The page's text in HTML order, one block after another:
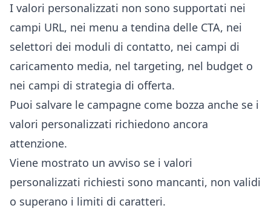
I valori personalizzati non sono supportati nei
campi URL, nei menu a tendina delle CTA, nei
selettori dei moduli di contatto, nei campi di
caricamento media, nel targeting, nel budget o
nei campi di strategia di offerta.
Puoi salvare le campagne come bozza anche se i
valori personalizzati richiedono ancora
attenzione.
Viene mostrato un avviso se i valori
personalizzati richiesti sono mancanti, non validi
o superano i limiti di caratteri.